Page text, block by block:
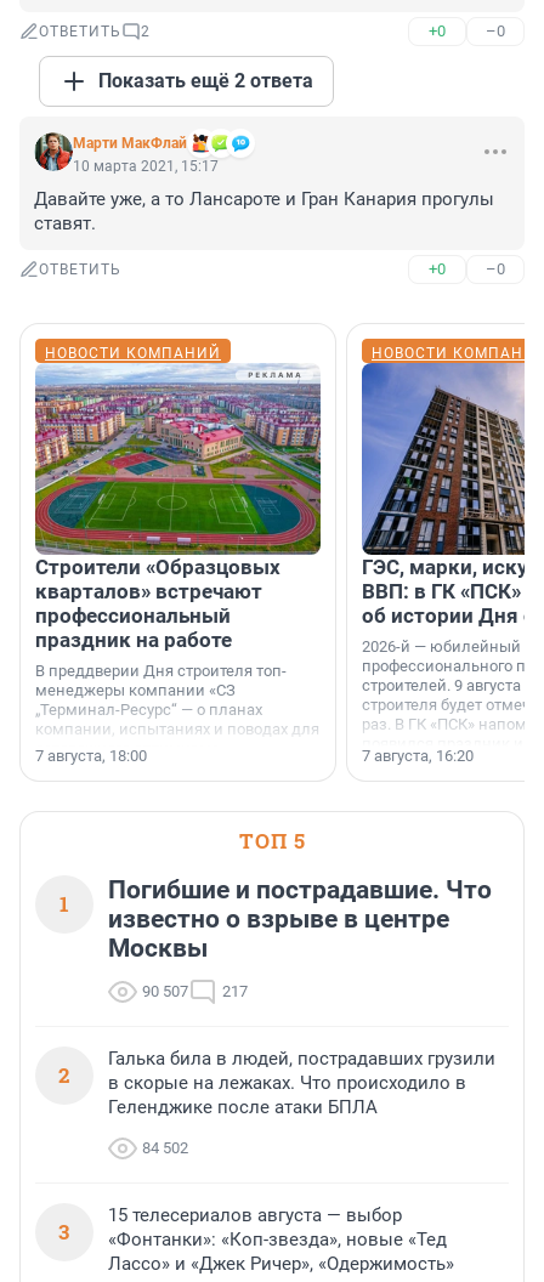
ОТВЕТИТЬ 2 +0 –0
Показать ещё 2 ответа
Марти МакФлай
10 марта 2021, 15:17
Давайте уже, а то Лансароте и Гран Канария прогулы
ставят.
ОТВЕТИТЬ +0 –0
НОВОСТИ КОМПАНИЙ
Строители «Образцовых
кварталов» встречают
профессиональный
праздник на работе
В преддверии Дня строителя топ-
менеджеры компании «СЗ
„Терминал-Ресурс“ — о планах
компании, испытаниях и поводах для
осторожного оптимизма.
7 августа, 18:00
НОВОСТИ
ГЭС, марки,
ВВП: в ГК «ПСК»
об истории Дня
2026-й — юбилейный
профессионального
строителей. 9 августа
строителя будет
раз. В ГК «ПСК»
поменялась роль
7 августа, 16:20
ТОП 5
1
Погибшие и пострадавшие. Что
известно о взрыве в центре
Москвы
90 507 217
2
Галька била в людей, пострадавших грузили
в скорые на лежаках. Что происходило в
Геленджике после атаки БПЛА
84 502
3
15 телесериалов августа — выбор
«Фонтанки»: «Коп-звезда», новые «Тед
Лассо» и «Джек Ричер», «Одержимость»